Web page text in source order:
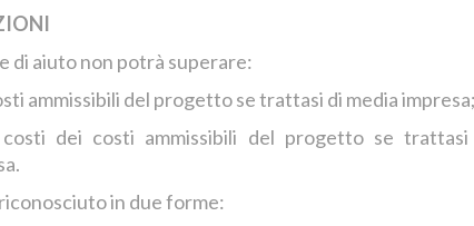
di aiuto non potrà superare:
ammissibili del progetto se trattasi di media impresa;
dei costi ammissibili del progetto se
riconosciuto in due forme: